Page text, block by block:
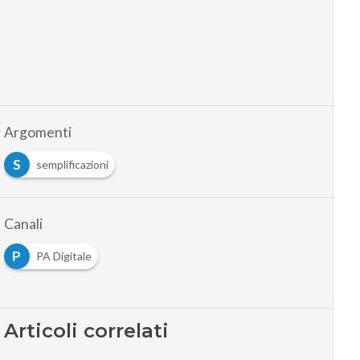
Argomenti
S
semplificazioni
Canali
P
PA Digitale
Articoli correlati